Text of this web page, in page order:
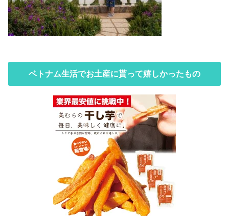
ベトナム生活でお土産に貰って嬉しかったもの